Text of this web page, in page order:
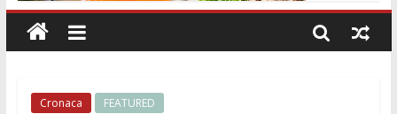
7 agosto
Cronaca FEATURED